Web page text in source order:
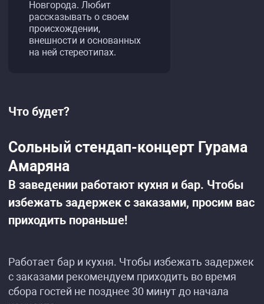
Новгорода. Любит
рассказывать о своем
происхождении,
внешности и основанных
на ней стереотипах.
Что будет?
Сольный стендап-концерт Гурама
Амаряна
В заведении работают кухня и бар. Чтобы
избежать задержек с заказами, просим вас
приходить пораньше!
Работает бар и кухня. Чтобы избежать задержек
с заказами рекомендуем приходить во время
сбора гостей не позднее 30 минут до начала